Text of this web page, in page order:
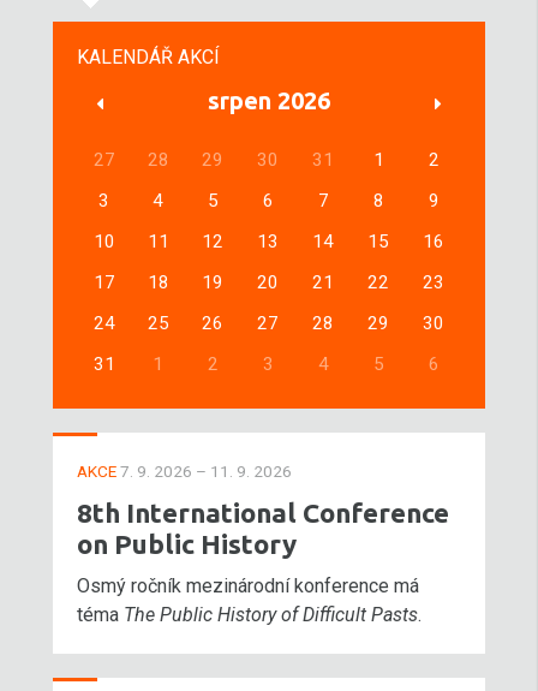
KALENDÁŘ AKCÍ
srpen 2026
27 28 29 30 31 1
2
3
4 5 6 7 8
9
10
11 12 13 14 15
16
17
18 19 20 21 22
23
24
25 26 27 28 29
30
31
1 2 3 4 5 6
AKCE7. 9. 2026 – 11. 9. 2026
8th International Conference
on Public History
Osmý ročník mezinárodní konference má
téma The Public History of Difficult Pasts.